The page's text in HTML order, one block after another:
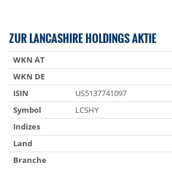
ZUR LANCASHIRE HOLDINGS AKTIE
WKN AT
WKN DE
ISIN
US5137741097
Symbol
LCSHY
Indizes
Land
Branche